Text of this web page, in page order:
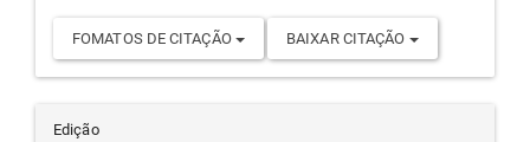
FOMATOS DE CITAÇÃO BAIXAR CITAÇÃO
Edição